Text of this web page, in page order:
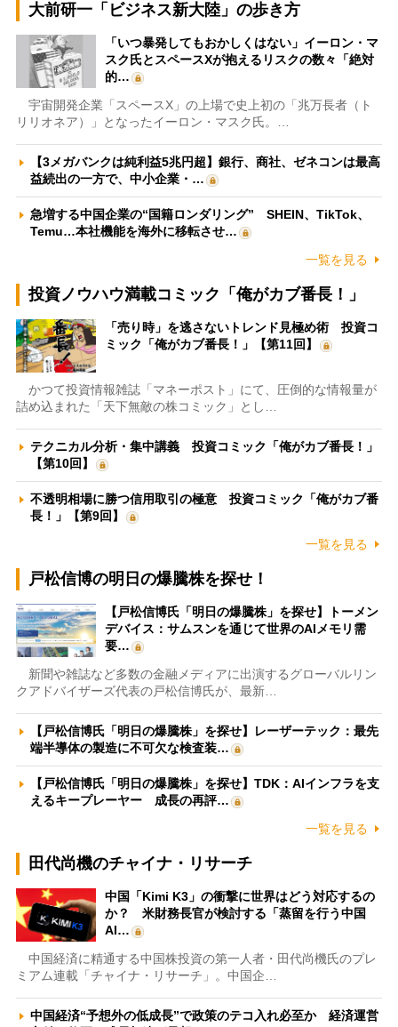
大前研一「ビジネス新大陸」の歩き方
「いつ暴発してもおかしくはない」イーロン・マ
スク氏とスペースXが抱えるリスクの数々「絶対
的…
宇宙開発企業「スペースX」の上場で史上初の「兆万長者（ト
リリオネア）」となったイーロン・マスク氏。…
【3メガバンクは純利益5兆円超】銀行、商社、ゼネコンは最高
益続出の一方で、中小企業・…
急増する中国企業の“国籍ロンダリング” SHEIN、TikTok、
Temu…本社機能を海外に移転させ…
一覧を見る
投資ノウハウ満載コミック「俺がカブ番長！」
「売り時」を逃さないトレンド見極め術 投資コ
ミック「俺がカブ番長！」【第11回】
かつて投資情報雑誌「マネーポスト」にて、圧倒的な情報量が
詰め込まれた「天下無敵の株コミック」とし…
テクニカル分析・集中講義 投資コミック「俺がカブ番長！」
【第10回】
不透明相場に勝つ信用取引の極意 投資コミック「俺がカブ番
長！」【第9回】
一覧を見る
戸松信博の明日の爆騰株を探せ！
【戸松信博氏「明日の爆騰株」を探せ】トーメン
デバイス：サムスンを通じて世界のAIメモリ需
要…
新聞や雑誌など多数の金融メディアに出演するグローバルリン
クアドバイザーズ代表の戸松信博氏が、最新…
【戸松信博氏「明日の爆騰株」を探せ】レーザーテック：最先
端半導体の製造に不可欠な検査装…
【戸松信博氏「明日の爆騰株」を探せ】TDK：AIインフラを支
えるキープレーヤー 成長の再評…
一覧を見る
田代尚機のチャイナ・リサーチ
中国「Kimi K3」の衝撃に世界はどう対応するの
か？ 米財務長官が検討する「蒸留を行う中国
AI…
中国経済に精通する中国株投資の第一人者・田代尚機氏のプレ
ミアム連載「チャイナ・リサーチ」。中国企…
中国経済“予想外の低成長”で政策のテコ入れ必至か 経済運営